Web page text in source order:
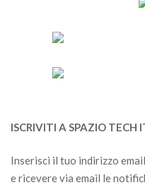
ISCRIVITI A SPAZIO TECH
Inserisci il tuo indirizzo
e ricevere via email le